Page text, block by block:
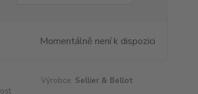
Momentálně není k dispozici
Výrobce: Sellier & Bellot